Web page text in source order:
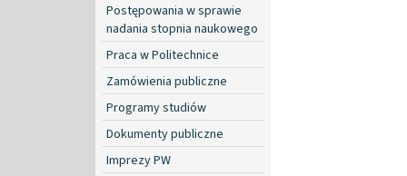
Postępowania w sprawie
nadania stopnia naukowego
Praca w Politechnice
Zamówienia publiczne
Programy studiów
Dokumenty publiczne
Imprezy PW